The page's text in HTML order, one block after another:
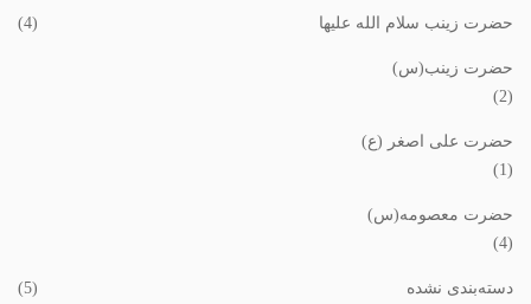
حضرت زینب سلام الله علیها (4)
حضرت زینب(س)
(2)
حضرت علی اصغر (ع)
(1)
حضرت معصومه(س)
(4)
دسته‌بندی نشده (5)